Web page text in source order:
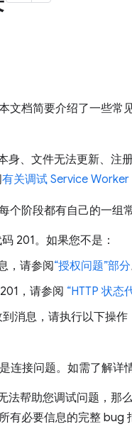
文档简要介绍了一些常
、文件无法更新、注
有关调试 Service Worker
个阶段都有自己的一组
201。如果您不是：
，请参阅“授权问题”部分
，请参阅 “HTTP 状态
消息，请执行以下操作
连接问题。如需了解详
帮助您调试问题，那
有必要信息的完整 bug